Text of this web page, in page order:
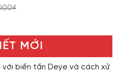
₫
MỚI
biến tần Deye và cách xử